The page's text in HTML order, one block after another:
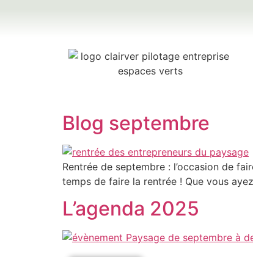
Blog septembre
Rentrée de septembre : l’occasion de
temps de faire la rentrée ! Que vous
L’agenda 2025